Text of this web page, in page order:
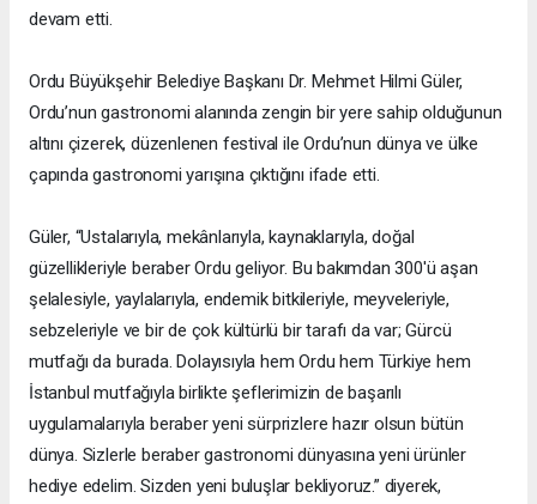
devam etti.
Ordu Büyükşehir Belediye Başkanı Dr. Mehmet Hilmi Güler,
Ordu’nun gastronomi alanında zengin bir yere sahip olduğunun
altını çizerek, düzenlenen festival ile Ordu’nun dünya ve ülke
çapında gastronomi yarışına çıktığını ifade etti.
Güler, “Ustalarıyla, mekânlarıyla, kaynaklarıyla, doğal
güzellikleriyle beraber Ordu geliyor. Bu bakımdan 300'ü aşan
şelalesiyle, yaylalarıyla, endemik bitkileriyle, meyveleriyle,
sebzeleriyle ve bir de çok kültürlü bir tarafı da var; Gürcü
mutfağı da burada. Dolayısıyla hem Ordu hem Türkiye hem
İstanbul mutfağıyla birlikte şeflerimizin de başarılı
uygulamalarıyla beraber yeni sürprizlere hazır olsun bütün
dünya. Sizlerle beraber gastronomi dünyasına yeni ürünler
hediye edelim. Sizden yeni buluşlar bekliyoruz.” diyerek,